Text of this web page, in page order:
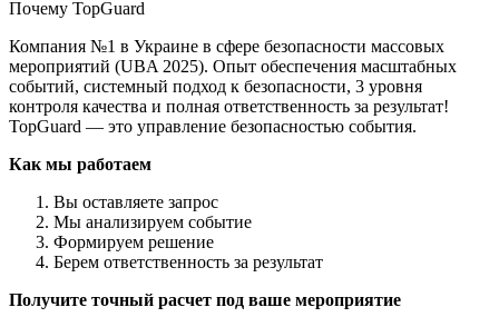
Почему TopGuard
Компания №1 в Украине в сфере безопасности массовых
мероприятий (UBA 2025). Опыт обеспечения масштабных
событий, системный подход к безопасности, 3 уровня
контроля качества и полная ответственность за результат!
TopGuard — это управление безопасностью события.
Как мы работаем
Вы оставляете запрос
Мы анализируем событие
Формируем решение
Берем ответственность за результат
Получите точный расчет под ваше мероприятие